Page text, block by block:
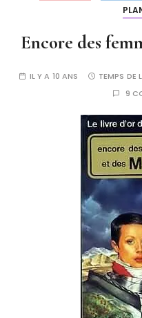
Encore des
IL Y A 10 ANS TEMPS DE
9